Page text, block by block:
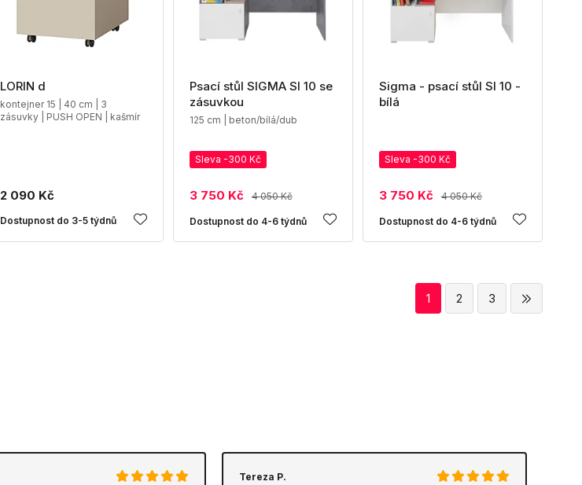
LORIN d
kontejner 15 | 40 cm | 3
zásuvky | PUSH OPEN | kašmír
2 090 Kč
Dostupnost do 3-5 týdnů
Psací stůl SIGMA SI 10 se
zásuvkou
125 cm | beton/bílá/dub
Sleva -300 Kč
3 750 Kč 4 050 Kč
Dostupnost do 4-6 týdnů
Sigma - psací stůl SI 10 -
bílá
Sleva -300 Kč
3 750 Kč 4 050 Kč
Dostupnost do 4-6 týdnů
1 2 3
Tereza P.